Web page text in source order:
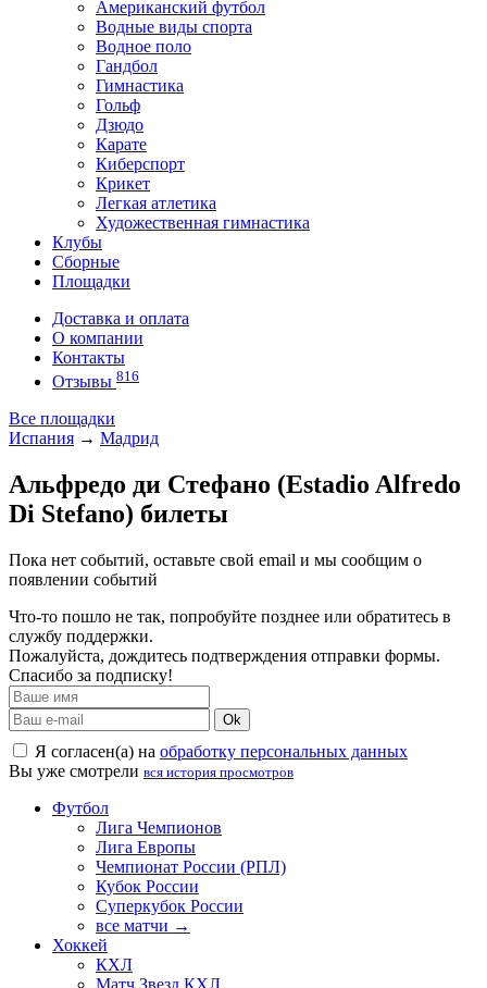
Американский футбол
Водные виды спорта
Водное поло
Гандбол
Гимнастика
Гольф
Дзюдо
Карате
Киберспорт
Крикет
Легкая атлетика
Художественная гимнастика
Клубы
Сборные
Площадки
Доставка и оплата
О компании
Контакты
Отзывы 816
Все площадки
Испания → Мадрид
Альфредо ди Стефано (Estadio Alfredo
Di Stefano) билеты
Пока нет событий, оставьте свой email и мы сообщим о
появлении событий
Что-то пошло не так, попробуйте позднее или обратитесь в
службу поддержки.
Пожалуйста, дождитесь подтверждения отправки формы.
Спасибо за подписку!
Ok
Я согласен(а) на обработку персональных данных
Вы уже смотрели вся история просмотров
Футбол
Лига Чемпионов
Лига Европы
Чемпионат России (РПЛ)
Кубок России
Суперкубок России
все матчи →
Хоккей
КХЛ